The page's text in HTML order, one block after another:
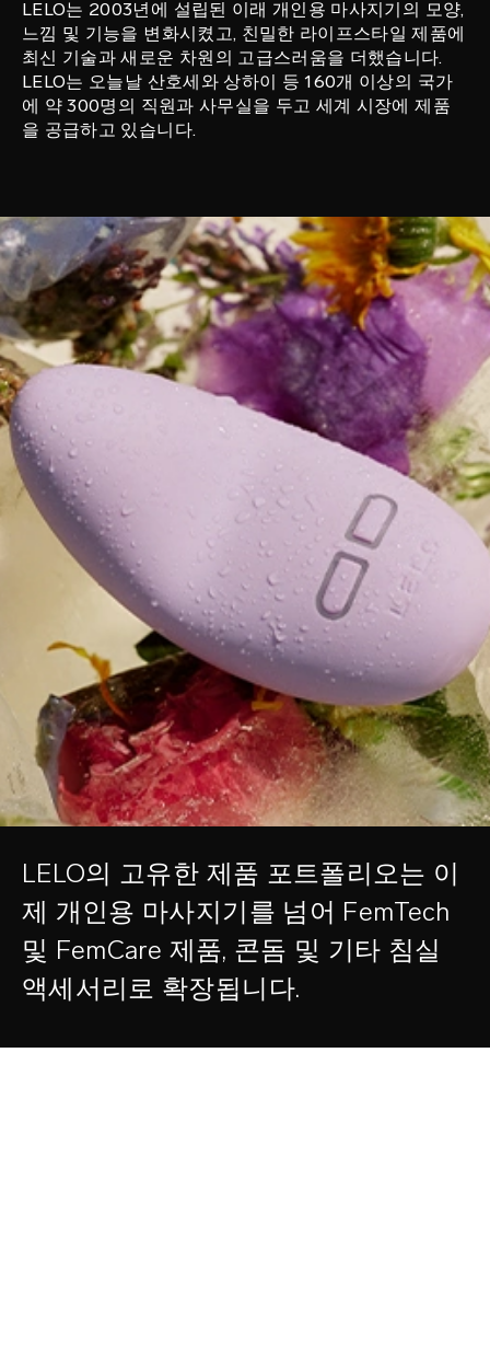
LELO는 2003년에 설립된 이래 개인용 마사지기의 모양,
느낌 및 기능을 변화시켰고, 친밀한 라이프스타일 제품에
최신 기술과 새로운 차원의 고급스러움을 더했습니다.
LELO는 오늘날 산호세와 상하이 등 160개 이상의 국가
에 약 300명의 직원과 사무실을 두고 세계 시장에 제품
을 공급하고 있습니다.
LELO의 고유한 제품 포트폴리오는 이
제 개인용 마사지기를 넘어 FemTech
및 FemCare 제품, 콘돔 및 기타 침실
액세서리로 확장됩니다.